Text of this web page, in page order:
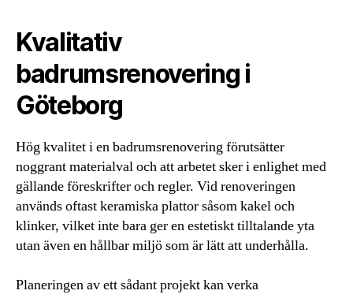
Kvalitativ
badrumsrenovering i
Göteborg
Hög kvalitet i en badrumsrenovering förutsätter
noggrant materialval och att arbetet sker i enlighet med
gällande föreskrifter och regler. Vid renoveringen
används oftast keramiska plattor såsom kakel och
klinker, vilket inte bara ger en estetiskt tilltalande yta
utan även en hållbar miljö som är lätt att underhålla.
Planeringen av ett sådant projekt kan verka